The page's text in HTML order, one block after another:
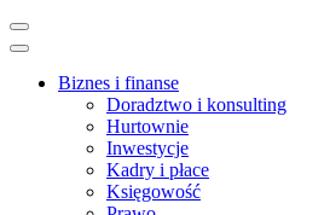
Skip
to
(Press
Biznes i finanse
Doradztwo i konsulting
Hurtownie
Inwestycje
Kadry i płace
Księgowość